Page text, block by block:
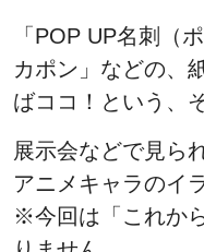
「POP UP名刺（
カポン」などの、
ばココ！という、
展示会などで見ら
アニメキャラのイ
※今回は「これか